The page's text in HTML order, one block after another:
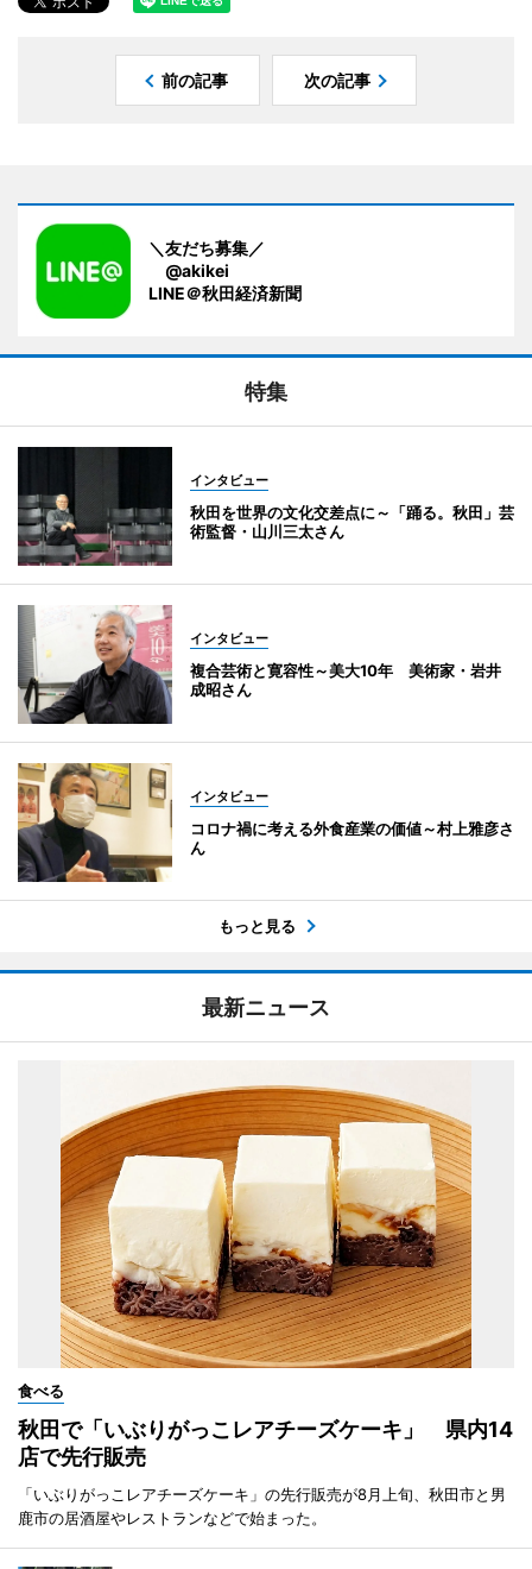
前の記事 次の記事
＼友だち募集／
@akikei
LINE＠秋田経済新聞
特集
インタビュー
秋田を世界の文化交差点に～「踊る。秋田」芸
術監督・山川三太さん
インタビュー
複合芸術と寛容性～美大10年 美術家・岩井
成昭さん
インタビュー
コロナ禍に考える外食産業の価値～村上雅彦さ
ん
もっと見る
最新ニュース
食べる
秋田で「いぶりがっこレアチーズケーキ」 県内14
店で先行販売
「いぶりがっこレアチーズケーキ」の先行販売が8月上旬、秋田市と男
鹿市の居酒屋やレストランなどで始まった。